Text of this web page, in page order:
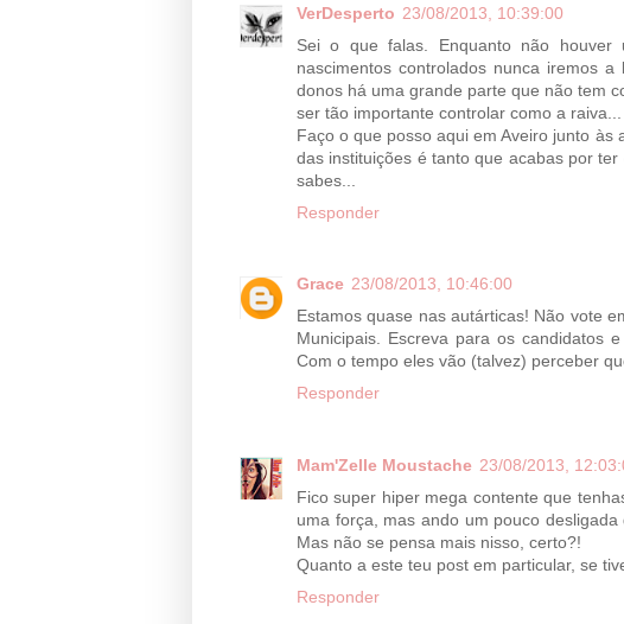
VerDesperto 23/08/2013, 10:39:00
Sei o que falas. Enquanto não houver
nascimentos controlados nunca iremos
donos há uma grande parte que não tem
ser tão importante controlar como a raiva...
Faço o que posso aqui em Aveiro junto
das instituições é tanto que acabas por
sabes...
Responder
Grace 23/08/2013, 10:46:00
Estamos quase nas autárticas! Não vote
Municipais. Escreva para os candidatos
Com o tempo eles vão (talvez) perceber
Responder
Mam'Zelle Moustache 23/08/2013,
Fico super hiper mega contente que
uma força, mas ando um pouco
Mas não se pensa mais nisso, certo?!
Quanto a este teu post em particular, se
Responder